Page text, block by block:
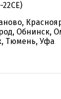
Обнинск,
Тюмень, Уфа